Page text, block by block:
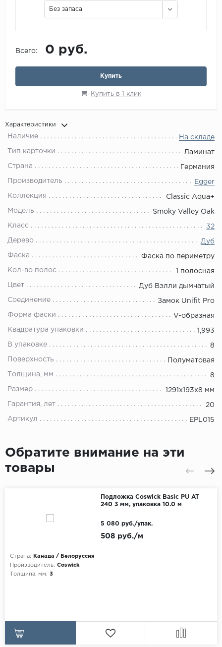
Без запаса
Всего: 0 руб.
Купить
Купить в 1 клик
Характеристики
Наличие На складе
Тип карточки Ламинат
Страна Германия
Производитель Egger
Коллекция Classic Aqua+
Модель Smoky Valley Oak
Класс 32
Дерево Дуб
Фаска Фаска по периметру
Кол-во полос 1 полосная
Цвет Дуб Вэлли дымчатый
Соединение Замок Unifit Pro
Форма фаски V-образная
Квадратура упаковки 1,993
В упаковке 8
Поверхность Полуматовая
Толщина, мм 8
Размер 1291x193x8 мм
Гарантия, лет 20
Артикул EPL015
Обратите внимание на эти
товары
Подложка Coswick Basic PU AT
240 3 мм, упаковка 10.0 м
Страна:
Канада / Белоруссия
Производитель: Coswick
Толщина, мм: 3
508 руб./м
5 080 руб./упак.